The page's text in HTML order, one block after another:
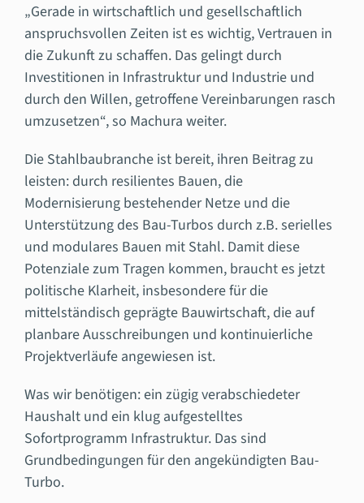
„Gerade in wirtschaftlich und gesellschaftlich
anspruchsvollen Zeiten ist es wichtig, Vertrauen in
die Zukunft zu schaffen. Das gelingt durch
Investitionen in Infrastruktur und Industrie und
durch den Willen, getroffene Vereinbarungen rasch
umzusetzen“, so Machura weiter.
Die Stahlbaubranche ist bereit, ihren Beitrag zu
leisten: durch resilientes Bauen, die
Modernisierung bestehender Netze und die
Unterstützung des Bau-Turbos durch z.B. serielles
und modulares Bauen mit Stahl. Damit diese
Potenziale zum Tragen kommen, braucht es jetzt
politische Klarheit, insbesondere für die
mittelständisch geprägte Bauwirtschaft, die auf
planbare Ausschreibungen und kontinuierliche
Projektverläufe angewiesen ist.
Was wir benötigen: ein zügig verabschiedeter
Haushalt und ein klug aufgestelltes
Sofortprogramm Infrastruktur. Das sind
Grundbedingungen für den angekündigten Bau-
Turbo.